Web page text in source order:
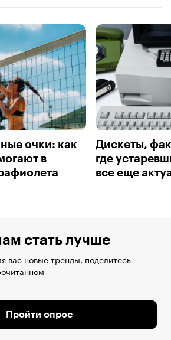
очки: как
в
Дискеты,
где
все еще
стать лучше
вас новые тренды, поделитесь
Пройти опрос